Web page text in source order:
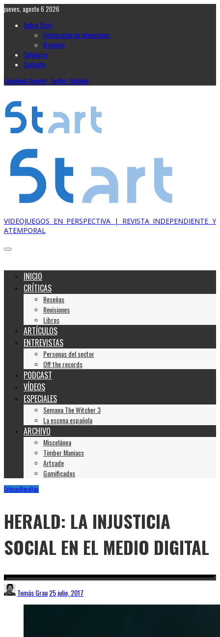
jueves, agosto 6 2026
Sobre Start
Declaración de intenciones
El equipo
Colaborar
Contacto
FacebookGoogle+ TwitterYoutube
VIDEOJUEGOS EN PERSPECTIVA | REVISTA INDEPENDIENTE Y
ATEMPORAL
INICIO
CRÍTICAS
Reseñas
Revisiones
Libros
ARTÍCULOS
ENTREVISTAS
Personas del sector
Off the records
PODCAST
VÍDEOS
ESPECIALES
Semana The Witcher 3
La escena española
ARCHIVO
Miscelánea
Timber Maniacs
Artcade
Gamificados
CríticasReseñas
HERALD: LA INJUSTICIA
SOCIAL EN EL MEDIO DIGITAL
Tomás Grau25 julio, 2017